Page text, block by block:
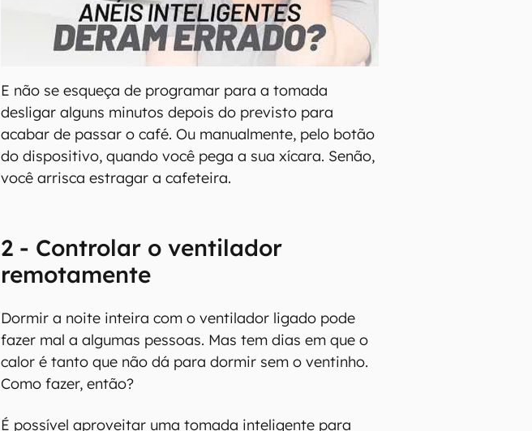
00:00/21:11
E não se esqueça de programar para a tomada
desligar alguns minutos depois do previsto para
acabar de passar o café. Ou manualmente, pelo botão
do dispositivo, quando você pega a sua xícara. Senão,
você arrisca estragar a cafeteira.
2 - Controlar o ventilador
remotamente
Dormir a noite inteira com o ventilador ligado pode
fazer mal a algumas pessoas. Mas tem dias em que o
calor é tanto que não dá para dormir sem o ventinho.
Como fazer, então?
É possível aproveitar uma tomada inteligente para